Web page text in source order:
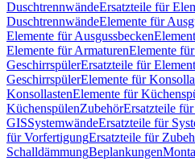
DuschtrennwändeErsatzteile für
DuschtrennwändeElemente für
Elemente für Ausgussbecken
Elemente für ArmaturenElemente
GeschirrspülerErsatzteile für
GeschirrspülerElemente für
KonsollastenElemente für
KüchenspülenZubehörErsatzteile
GISSystemwändeErsatzteile für
für VorfertigungErsatzteile für
SchalldämmungBeplankungen